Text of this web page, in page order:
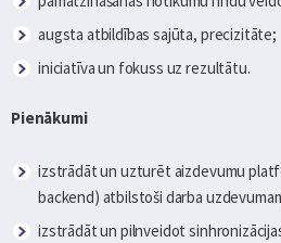
augsta atbildības sajūta, precizitāte;
iniciatīva un fokuss uz rezultātu.
Pienākumi
izstrādāt un uzturēt aizdevumu
backend) atbilstoši darba
izstrādāt un pilnveidot